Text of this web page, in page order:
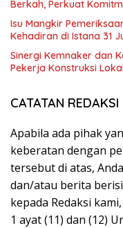
Berkah, Perkuat
Isu Mangkir
Kehadiran di Istana 31
Sinergi Kemnaker dan
Pekerja Konstruksi
CATATAN REDAKSI
Apabila ada pihak
keberatan dengan
tersebut di atas,
dan/atau berita
kepada Redaksi
1 ayat (11) dan (12)